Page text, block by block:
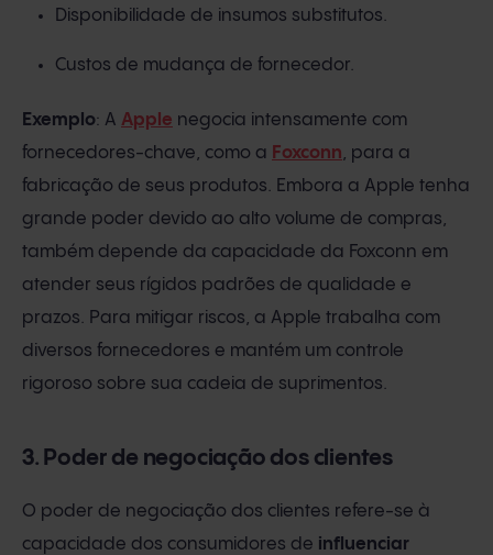
Disponibilidade de insumos substitutos.
Custos de mudança de fornecedor.
Exemplo: A Apple negocia intensamente com
fornecedores-chave, como a Foxconn, para a
fabricação de seus produtos. Embora a Apple tenha
grande poder devido ao alto volume de compras,
também depende da capacidade da Foxconn em
atender seus rígidos padrões de qualidade e
prazos. Para mitigar riscos, a Apple trabalha com
diversos fornecedores e mantém um controle
rigoroso sobre sua cadeia de suprimentos.
3. Poder de negociação dos clientes
O poder de negociação dos clientes refere-se à
capacidade dos consumidores de influenciar